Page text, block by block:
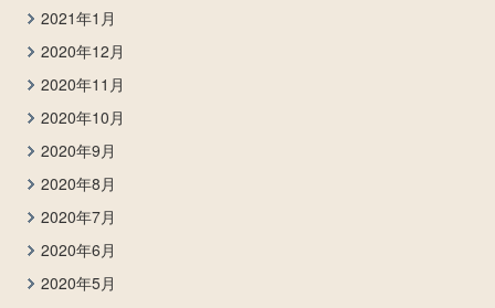
2021年1月
2020年12月
2020年11月
2020年10月
2020年9月
2020年8月
2020年7月
2020年6月
2020年5月